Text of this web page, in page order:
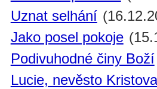
Uznat selhání
Jako posel pokoje
Podivuhodné činy Boží
Lucie, nevěsto Kristova